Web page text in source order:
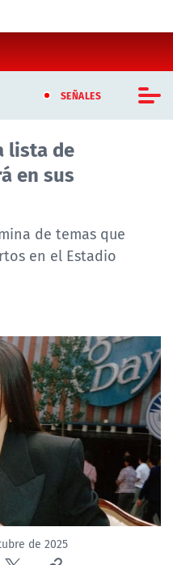
SEÑALES
lista de
en sus
de temas que
en el Estadio
de 2025